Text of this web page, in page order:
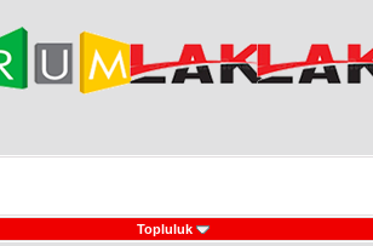
Topluluk